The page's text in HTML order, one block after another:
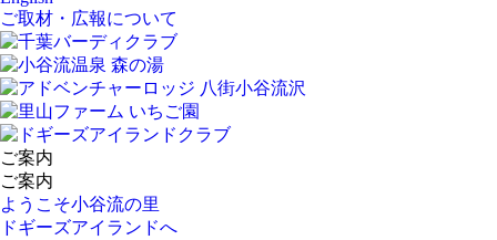
ご取材・広報について
ご案内
ご案内
ようこそ小谷流の里
ドギーズアイランドへ